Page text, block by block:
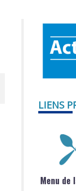
LIENS
Menu de